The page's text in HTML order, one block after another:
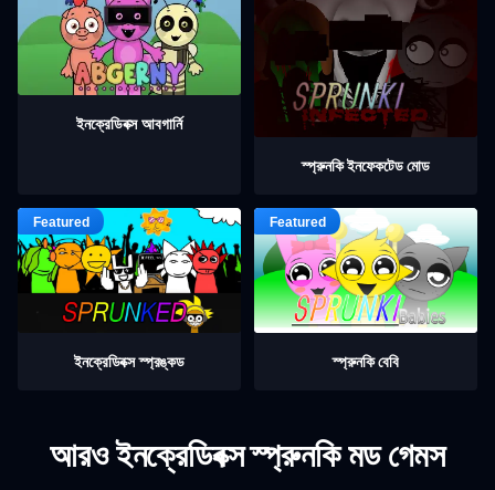
ইনক্রেডিবক্স আবগার্নি
স্প্রুনকি ইনফেকটেড মোড
ইনক্রেডিবক্স স্প্রঙ্কড স্প্রুনকি বেবি
আরও ইনক্রেডিবক্স স্প্রুনকি মড গেমস